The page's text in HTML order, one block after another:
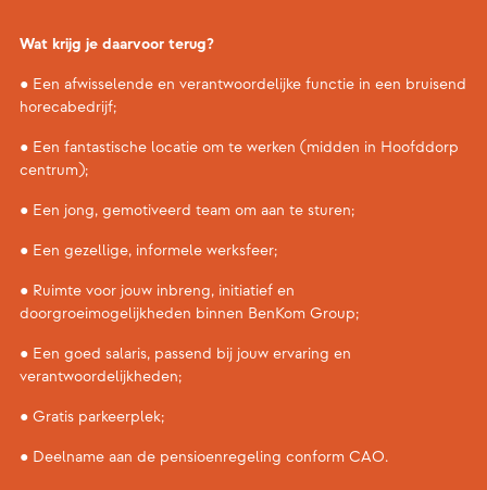
Wat krijg je daarvoor terug?
● Een afwisselende en verantwoordelijke functie in een bruisend
horecabedrijf;
● Een fantastische locatie om te werken (midden in Hoofddorp
centrum);
● Een jong, gemotiveerd team om aan te sturen;
● Een gezellige, informele werksfeer;
● Ruimte voor jouw inbreng, initiatief en
doorgroeimogelijkheden binnen BenKom Group;
● Een goed salaris, passend bij jouw ervaring en
verantwoordelijkheden;
● Gratis parkeerplek;
● Deelname aan de pensioenregeling conform CAO.